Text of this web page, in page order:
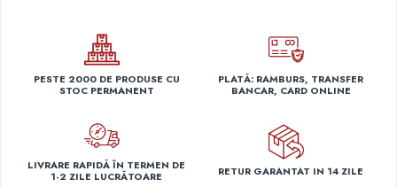
Capace r14 Opel
Capace r14 Seat
Capace r14 Skoda
Capace r14 Volvo
Capace roti marimea 15'
PESTE 2000 DE PRODUSE CU
STOC PERMANENT
PLATĂ: RAMBURS, TRANSFER
BANCAR, CARD ONLINE
LIVRARE RAPIDĂ ÎN TERMEN DE
1-2 ZILE LUCRĂTOARE
RETUR GARANTAT IN 14 ZILE